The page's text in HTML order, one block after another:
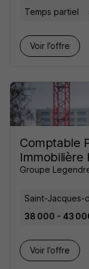
Temps partiel
Voir l’offre
Comptable
Immobilière
Groupe
Saint-Jacques-
38 000 - 43
Voir l’offre